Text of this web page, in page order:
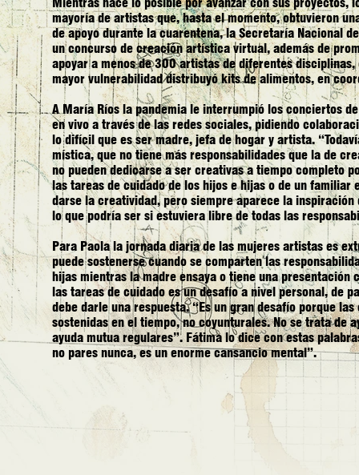
mayoría de artistas que, hasta el momento, obtuvieron
de apoyo durante la cuarentena, la Secretaría Nacional
un concurso de creación artística virtual, además de
apoyar a menos de 300 artistas de diferentes
mayor vulnerabilidad distribuyó kits de alimentos, en
A María Ríos la pandemia le interrumpió los conciertos
en vivo a través de las redes sociales, pidiendo
lo difícil que es ser madre, jefa de hogar y artista.
mística, que no tiene más responsabilidades que la de
no pueden dedicarse a ser creativas a tiempo completo
las tareas de cuidado de los hijos e hijas o de un familiar
darse la creatividad, pero siempre aparece la
lo que podría ser si estuviera libre de todas las
Para Paola la jornada diaria de las mujeres artistas es
puede sostenerse cuando se comparten las
hijas mientras la madre ensaya o tiene una
las tareas de cuidado es un desafío a nivel personal, de
debe darle una respuesta. “Es un gran desafío porque
sostenidas en el tiempo, no coyunturales. No se trata de
ayuda mutua regulares”. Fátima lo dice con estas
no pares nunca, es un enorme cansancio mental”.